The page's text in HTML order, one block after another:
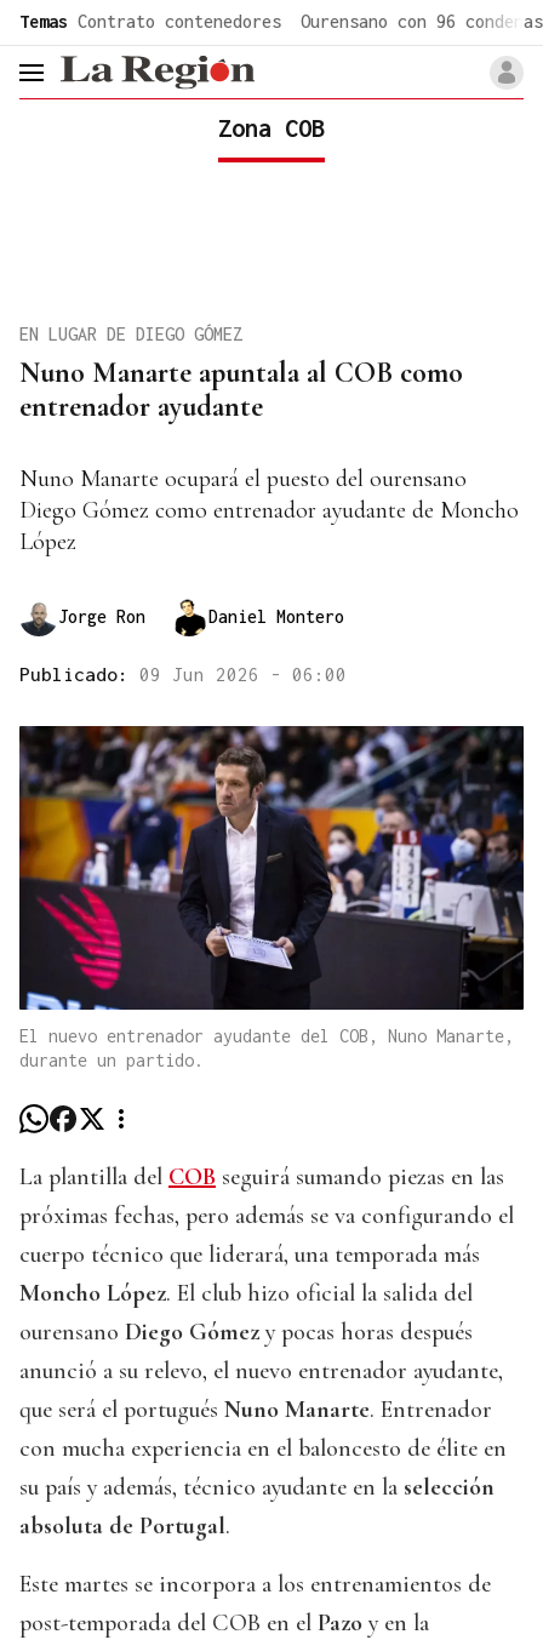
Temas Contrato contenedores Ourensano con 96 condenas
header.menu.open
Zona COB
Nuno Manarte apuntala al COB como
entrenador ayudante
EN LUGAR DE DIEGO GÓMEZ
Nuno Manarte ocupará el puesto del ourensano
Diego Gómez como entrenador ayudante de Moncho
López
Jorge Ron Daniel Montero
Publicado: 09 Jun 2026 - 06:00
El nuevo entrenador ayudante del COB, Nuno Manarte,
durante un partido.
La plantilla del COB seguirá sumando piezas en las
próximas fechas, pero además se va configurando el
cuerpo técnico que liderará, una temporada más
Moncho López. El club hizo oficial la salida del
ourensano Diego Gómez y pocas horas después
anunció a su relevo, el nuevo entrenador ayudante,
que será el portugués Nuno Manarte. Entrenador
con mucha experiencia en el baloncesto de élite en
su país y además, técnico ayudante en la selección
absoluta de Portugal.
Este martes se incorpora a los entrenamientos de
post-temporada del COB en el Pazo y en la